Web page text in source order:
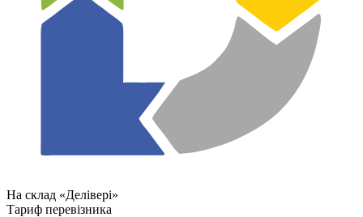
На склад «Делівері»
Тариф перевізника